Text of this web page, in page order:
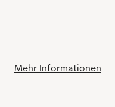
Mehr Informationen